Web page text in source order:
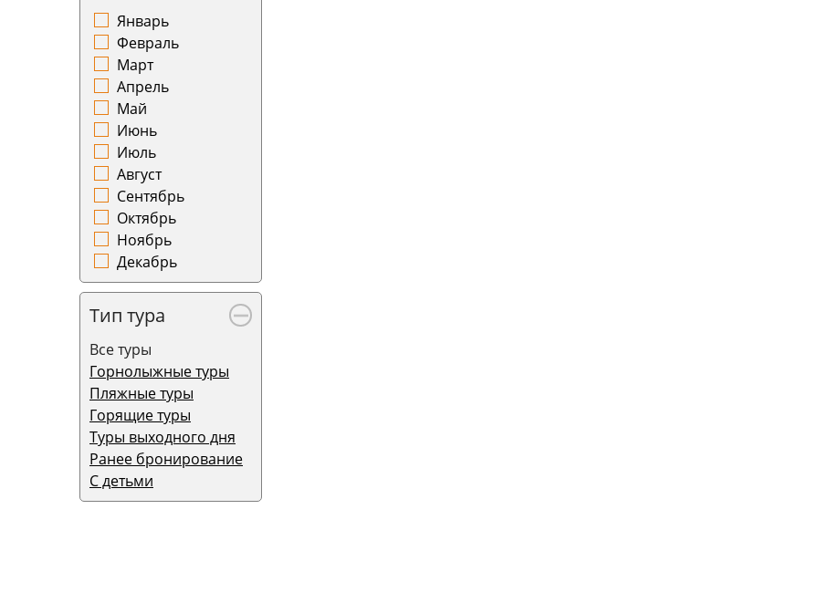
Январь
Февраль
Март
Апрель
Май
Июнь
Июль
Август
Сентябрь
Октябрь
Ноябрь
Декабрь
Тип тура
Все туры
Горнолыжные туры
Пляжные туры
Горящие туры
Туры выходного дня
Ранее бронирование
С детьми